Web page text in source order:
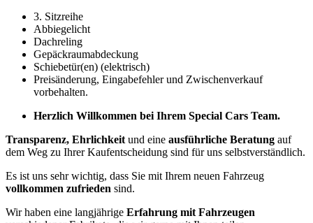
3. Sitzreihe
Abbiegelicht
Dachreling
Gepäckraumabdeckung
Schiebetür(en) (elektrisch)
Preisänderung, Eingabefehler und Zwischenverkauf
vorbehalten.
Herzlich Willkommen bei Ihrem Special Cars Team.
Transparenz, Ehrlichkeit und eine ausführliche Beratung auf
dem Weg zu Ihrer Kaufentscheidung sind für uns selbstverständlich.
Es ist uns sehr wichtig, dass Sie mit Ihrem neuen Fahrzeug
vollkommen zufrieden sind.
Wir haben eine langjährige Erfahrung mit Fahrzeugen